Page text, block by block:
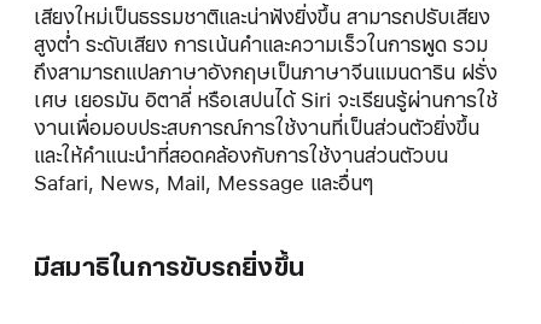
เสียงใหม่เป็นธรรมชาติและน่าฟังยิ่งขึ้น สามารถปรับเสียง
สูงต่ำ ระดับเสียง การเน้นคำและความเร็วในการพูด รวม
ถึงสามารถแปลภาษาอังกฤษเป็นภาษาจีนแมนดาริน ฝรั่ง
เศษ เยอรมัน อิตาลี่ หรือเสปนได้ Siri จะเรียนรู้ผ่านการใช้
งานเพื่อมอบประสบการณ์การใช้งานที่เป็นส่วนตัวยิ่งขึ้น
และให้คำแนะนำที่สอดคล้องกับการใช้งานส่วนตัวบน
Safari, News, Mail, Message และอื่นๆ
มีสมาธิในการขับรถยิ่งขึ้น